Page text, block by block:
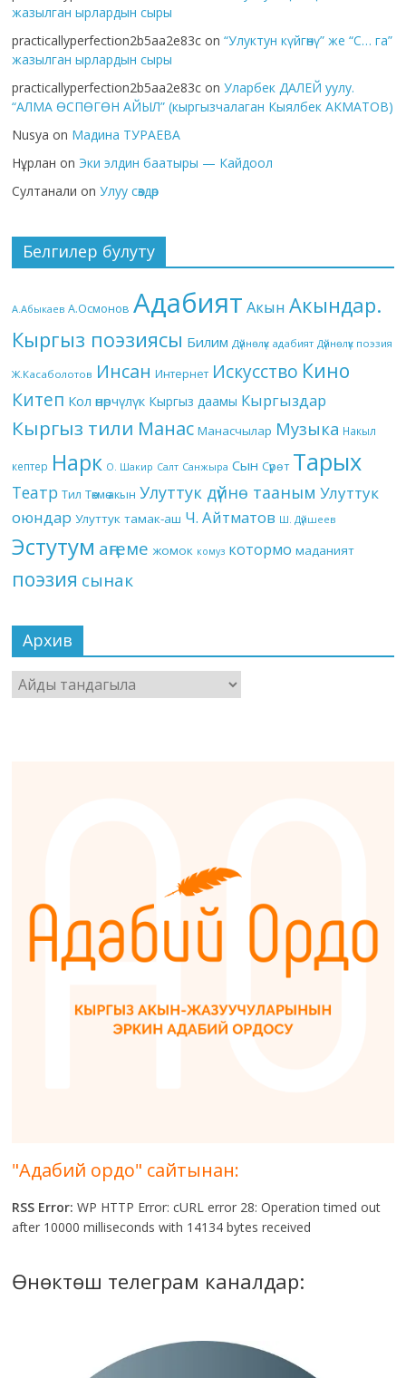
жазылган ырлардын сыры
practicallyperfection2b5aa2e83c on“Улуктун күйгөнү” же “С… га”
жазылган ырлардын сыры
practicallyperfection2b5aa2e83c onУларбек ДАЛЕЙ уулу.
“АЛМА ӨСПӨГӨН АЙЫЛ” (кыргызчалаган Кыялбек АКМАТОВ)
Nusya on Мадина ТУРАЕВА
Нұрлан on Эки элдин баатыры — Кайдоол
Султанали onУлуу сөздөр
Белгилер булуту
А.Абыкаев А.Осмонов Адабият Акын Акындар.
Кыргыз поэзиясы Билим Дүйнөлүк адабият Дүйнөлүк поэзия
Ж.Касаболотов Инсан Интернет Искусство Кино
Китеп Кол өнөрчүлүк Кыргыз даамы Кыргыздар
Кыргыз тили Манас Манасчылар Музыка Накыл
кептер Нарк О. Шакир Салт Санжыра Сын Сүрөт Тарых
Театр Тил Төкмө акын Улуттук дүйнө тааным Улуттук
оюндар Улуттук тамак-аш Ч. Айтматов Ш. Дүйшеев
Эстутум аңгеме жомок комуз котормо маданият
поэзия сынак
Архив
Архив
"Адабий ордо" сайтынан:
RSS Error: WP HTTP Error: cURL error 28: Operation timed out
after 10000 milliseconds with 14134 bytes received
Өнөктөш телеграм каналдар: